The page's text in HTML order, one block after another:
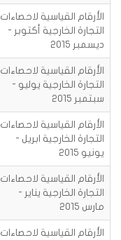
الأرقام القياسية لاحصاءات
التجارة الخارجية أكتوبر -
ديسمبر 2015
الأرقام القياسية لاحصاءات
التجارة الخارجية يوليو -
سبتمبر 2015
الأرقام القياسية لاحصاءات
التجارة الخارجية ابريل -
يونيو 2015
الأرقام القياسية لاحصاءات
التجارة الخارجية يناير -
مارس 2015
الأرقام القياسية لاحصاءات